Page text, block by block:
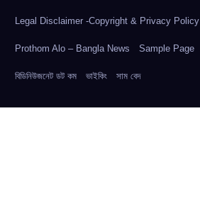
Legal Disclaimer -Copyright & Privacy Policy
Prothom Alo – Bangla News Sample Page
বিডিনিউজনেট ডট কম ভাইকিং সাম বেদ